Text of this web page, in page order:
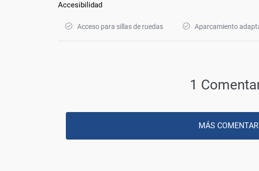
Accesibilidad
Acceso para sillas de ruedas Aparcamiento
1
MÁS